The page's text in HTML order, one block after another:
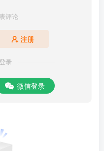
评论
注册
录
微信登录